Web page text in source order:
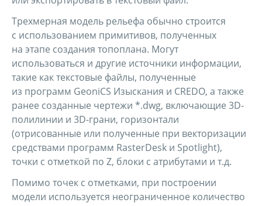
Трехмерная модель рельефа обычно строится
с использованием примитивов, полученных
на этапе создания топоплана. Могут
использоваться и другие источники информации,
такие как текстовые файлы, полученные
из программ GeoniCS Изыскания и CREDO, а также
ранее созданные чертежи *.dwg, включающие 3D-
полилинии и 3D-грани, горизонтали
(отрисованные или полученные при векторизации
средствами программ RasterDesk и Spotlight),
точки с отметкой по Z, блоки с атрибутами и т.д.
Помимо точек с отметками, при построении
модели используется неограниченное количество